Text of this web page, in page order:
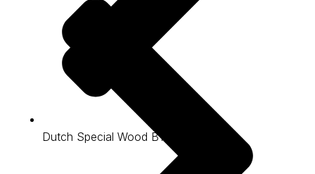
Dutch Special Wood BT